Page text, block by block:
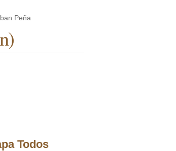
Peña
)
Todos